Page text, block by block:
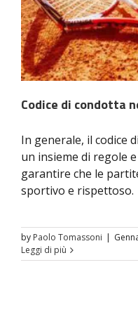
Codice di condotta
In generale, il codice
un insieme di regole
garantire che le
sportivo e rispettoso.
by Paolo Tomassoni |
Leggi di più